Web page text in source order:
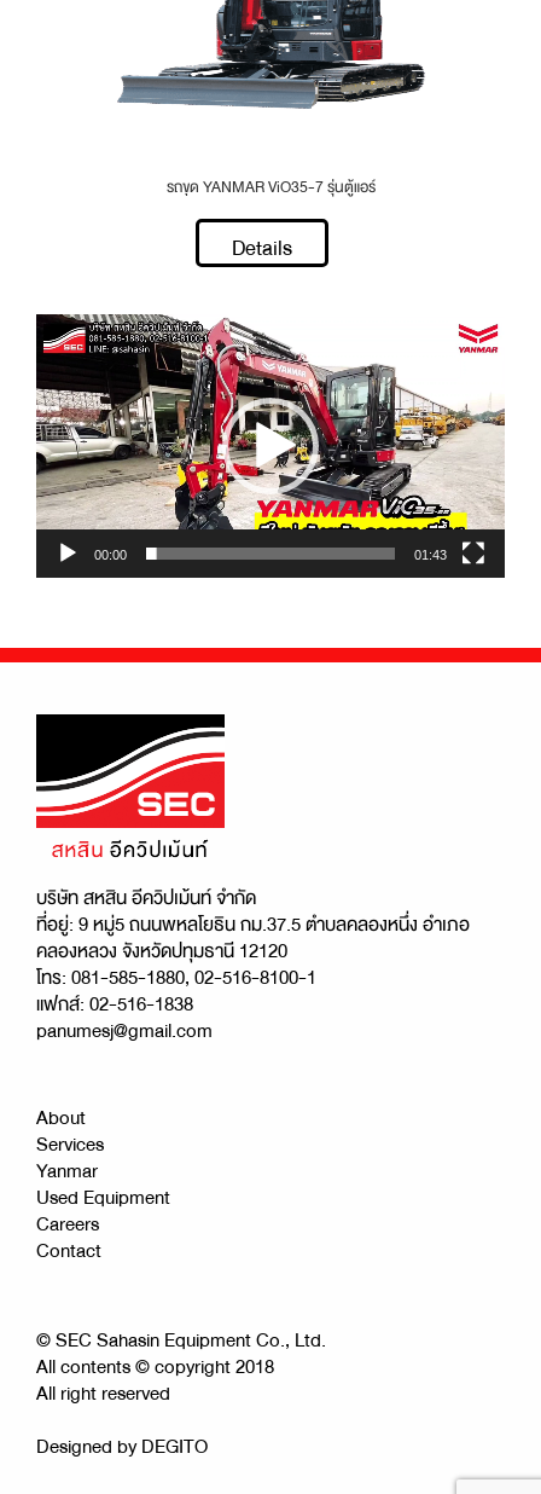
รถขุด YANMAR ViO35-7 รุ่นตู้แอร์
Details
Video
Player
00:00 01:43
บริษัท สหสิน อีควิปเม้นท์ จำกัด
ที่อยู่: 9 หมู่5 ถนนพหลโยธิน กม.37.5 ตำบลคลองหนึ่ง อำเภอ
คลองหลวง จังหวัดปทุมธานี 12120
โทร: 081-585-1880, 02-516-8100-1
แฟกส์: 02-516-1838
panumesj@gmail.com
About
Services
Yanmar
Used Equipment
Careers
Contact
© SEC Sahasin Equipment Co., Ltd.
All contents © copyright 2018
All right reserved
Designed byDEGITO